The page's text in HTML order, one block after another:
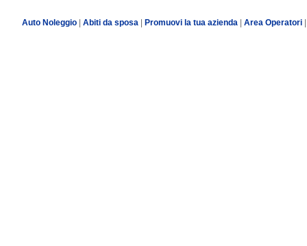
Auto Noleggio| Abiti da sposa| Promuovi la tua azienda Area Operatori